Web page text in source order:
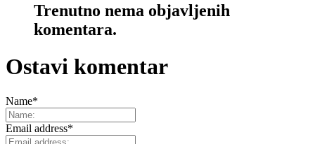
Trenutno nema objavljenih
komentara.
Ostavi komentar
Name*
Email address*